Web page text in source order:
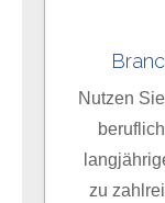
Nutzen
zu